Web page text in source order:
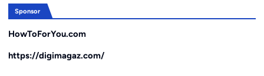
Sponsor
HowToForYou.com
https://digimagaz.com/